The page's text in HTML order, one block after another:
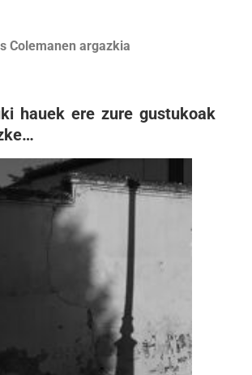
Colemanen argazkia
hauek ere zure gustukoak